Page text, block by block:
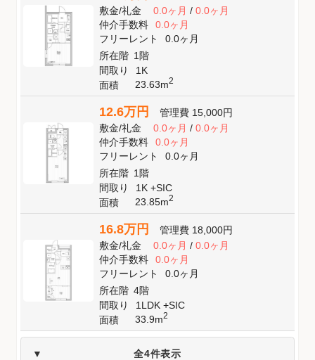
敷金/礼金 0.0ヶ月/ 0.0ヶ月
仲介手数料
0.0ヶ月
フリーレント
0.0ヶ月
所在階 1階
間取り
1K
面積
23.63m2
12.6万円 管理費 15,000円
敷金/礼金 0.0ヶ月/ 0.0ヶ月
仲介手数料
0.0ヶ月
フリーレント
0.0ヶ月
所在階 1階
間取り
1K +SIC
面積
23.85m2
16.8万円 管理費 18,000円
敷金/礼金 0.0ヶ月/ 0.0ヶ月
仲介手数料
0.0ヶ月
フリーレント
0.0ヶ月
所在階 4階
間取り
1LDK +SIC
面積
33.9m2
全4件表示